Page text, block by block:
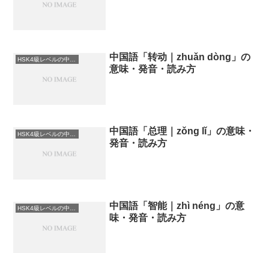
中国語「转动｜zhuǎn dòng」の
意味・発音・読み方
中国語「总理｜zǒng lǐ」の意味・
発音・読み方
HSK4級レベルの中国語
中国語「智能｜zhì néng」の意
味・発音・読み方